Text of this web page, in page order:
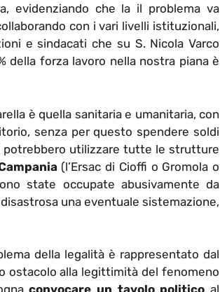
evidenziando che la il problema va
con i vari livelli istituzionali,
e sindacati che su S. Nicola Varco
della forza lavoro nella nostra piana è
è quella sanitaria e umanitaria, con
senza per questo spendere soldi
potrebbero utilizzare tutte le strutture
(l’Ersac di Cioffi o Gromola o
state occupate abusivamente da
una eventuale sistemazione,
della legalità è rappresentato dal
ostacolo alla legittimità del fenomeno